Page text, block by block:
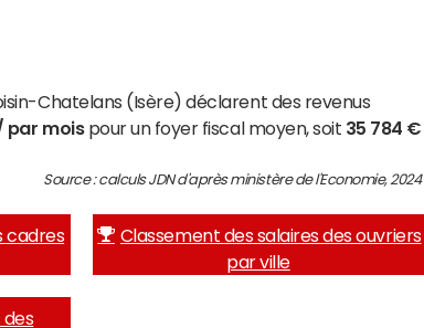
Chatelans (Isère) déclarent des revenus
par moispour un foyer fiscal moyen, soit 35 784 €
Source : calculs JDN d'après ministère de l'Economie, 2024
cadres
Classement des salaires des ouvriers
par ville
des